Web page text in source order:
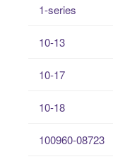
1-series
10-13
10-17
10-18
100960-08723